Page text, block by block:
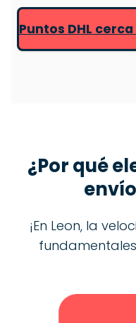
Puntos DHL
¿Por qué
¡En Leon, la